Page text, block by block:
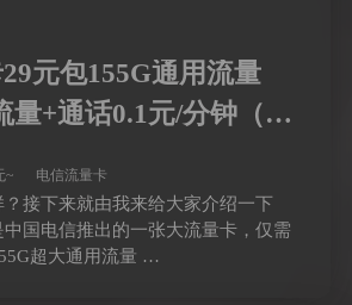
元包155G通用流量
量+通话0.1元/分钟（长
~ 电信流量卡
接下来就由我来给大家介绍一下
国电信推出的一张大流量卡，仅需
超大通用流量 …